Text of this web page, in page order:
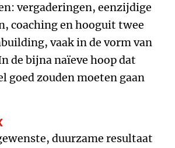
vergaderingen, eenzijdige
coaching en hooguit twee
vaak in de vorm van
de bijna naïeve hoop dat
goed zouden moeten gaan
duurzame resultaat